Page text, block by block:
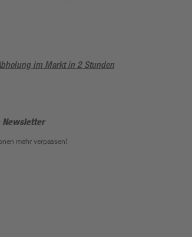
im Markt in 2 Stunden
Newsletter
mehr verpassen!